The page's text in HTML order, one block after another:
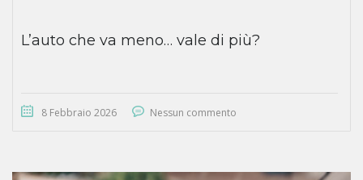
L’auto che va meno… vale di più?
8 Febbraio 2026 Nessun commento